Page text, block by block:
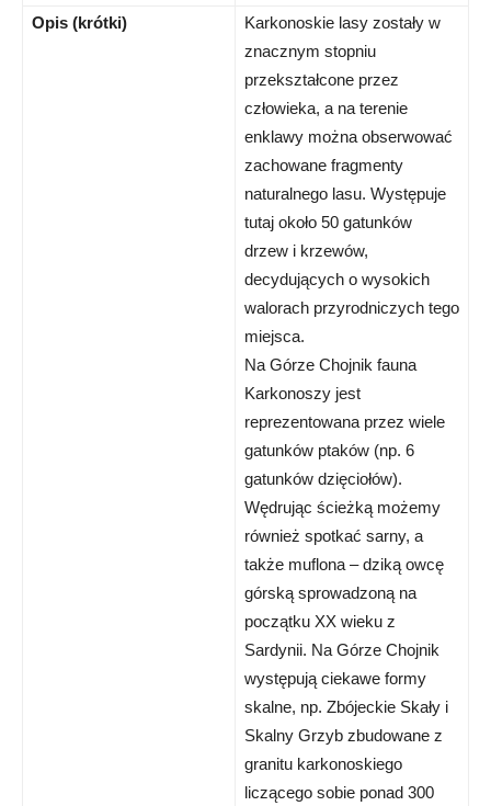
Opis (krótki)
Karkonoskie lasy zostały w
znacznym stopniu
przekształcone przez
człowieka, a na terenie
enklawy można obserwować
zachowane fragmenty
naturalnego lasu. Występuje
tutaj około 50 gatunków
drzew i krzewów,
decydujących o wysokich
walorach przyrodniczych tego
miejsca.
Na Górze Chojnik fauna
Karkonoszy jest
reprezentowana przez wiele
gatunków ptaków (np. 6
gatunków dzięciołów).
Wędrując ścieżką możemy
również spotkać sarny, a
także muflona – dziką owcę
górską sprowadzoną na
początku XX wieku z
Sardynii. Na Górze Chojnik
występują ciekawe formy
skalne, np. Zbójeckie Skały i
Skalny Grzyb zbudowane z
granitu karkonoskiego
liczącego sobie ponad 300